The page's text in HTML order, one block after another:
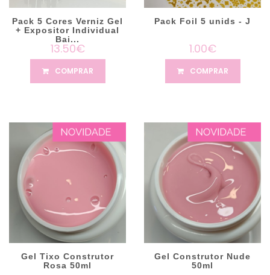
Pack 5 Cores Verniz Gel
+ Expositor Individual
Bai...
13.50€
COMPRAR
Pack Foil 5 unids - J
1.00€
COMPRAR
Gel Tixo Construtor
Rosa 50ml
Gel Construtor Nude
50ml